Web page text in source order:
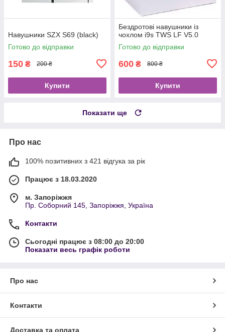
Навушники SZX S69 (black)
Готово до відправки
150 ₴ 200 ₴
Купити
Бездротові навушники із
чохлом i9s TWS LF V5.0
Готово до відправки
600 ₴ 800 ₴
Купити
Показати ще
Про нас
100% позитивних з 421 відгука за рік
Працює з 18.03.2020
м. Запоріжжя
Пр. Соборний 145, Запоріжжя, Україна
Контакти
Сьогодні працює з 08:00 до 20:00
Показати весь графік роботи
Про нас
Контакти
Доставка та оплата